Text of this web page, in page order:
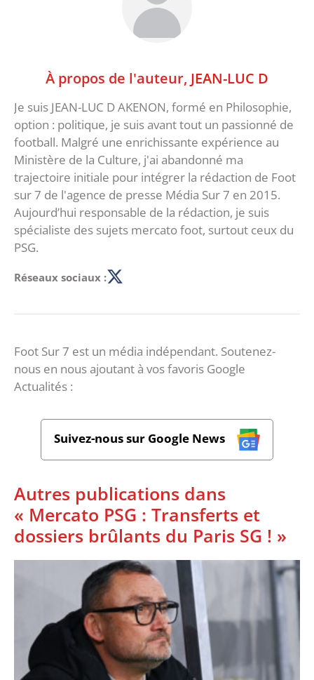
À propos de l'auteur, JEAN-LUC D
Je suis JEAN-LUC D AKENON, formé en Philosophie,
option : politique, je suis avant tout un passionné de
football. Malgré une enrichissante expérience au
Ministère de la Culture, j'ai abandonné ma
trajectoire initiale pour intégrer la rédaction de Foot
sur 7 de l'agence de presse Média Sur 7 en 2015.
Aujourd’hui responsable de la rédaction, je suis
spécialiste des sujets mercato foot, surtout ceux du
PSG.
Réseaux sociaux :
Foot Sur 7 est un média indépendant. Soutenez-
nous en nous ajoutant à vos favoris Google
Actualités :
Suivez-nous sur Google News
Autres publications dans
« Mercato PSG : Transferts et
dossiers brûlants du Paris SG ! »